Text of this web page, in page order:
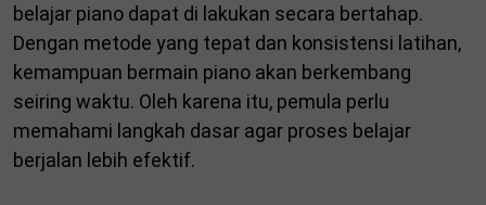
belajar piano dapat di lakukan secara bertahap.
Dengan metode yang tepat dan konsistensi latihan,
kemampuan bermain piano akan berkembang
seiring waktu. Oleh karena itu, pemula perlu
memahami langkah dasar agar proses belajar
berjalan lebih efektif.